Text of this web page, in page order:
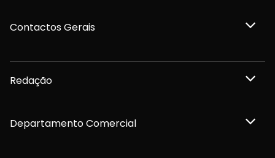
Contactos Gerais
Redação
Departamento Comercial